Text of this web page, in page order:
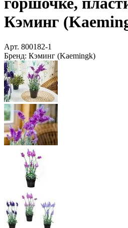
Кэминг
Арт. 800182-1
Бренд: Кэминг (Kaemingk)